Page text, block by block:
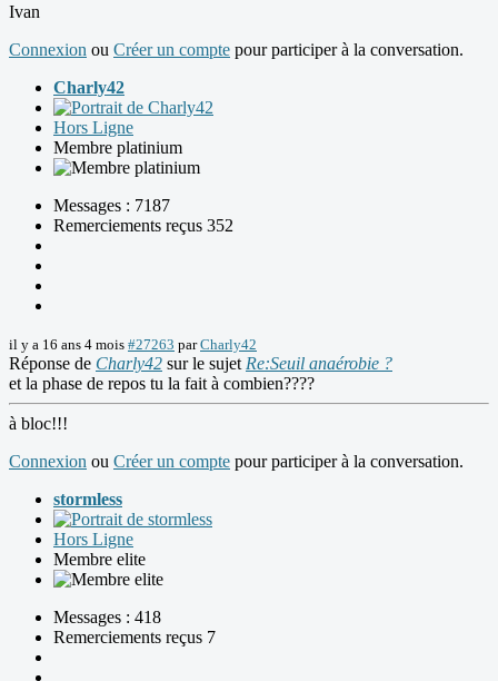
Ivan
Connexion ou Créer un compte pour participer à la conversation.
Charly42
Hors Ligne
Membre platinium
Messages : 7187
Remerciements reçus 352
il y a 16 ans 4 mois #27263 parCharly42
Réponse de Charly42 sur le sujet Re:Seuil anaérobie ?
et la phase de repos tu la fait à combien????
à bloc!!!
Connexion ou Créer un compte pour participer à la conversation.
stormless
Hors Ligne
Membre elite
Messages : 418
Remerciements reçus 7